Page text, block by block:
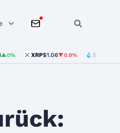
XRP $1.06▼0.9% STETH $1,903.11